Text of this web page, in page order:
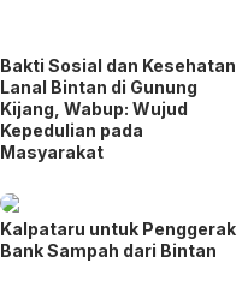
Bakti Sosial dan Kesehatan
Lanal Bintan di Gunung
Kijang, Wabup: Wujud
Kepedulian pada
Masyarakat
Kalpataru untuk Penggerak
Bank Sampah dari Bintan